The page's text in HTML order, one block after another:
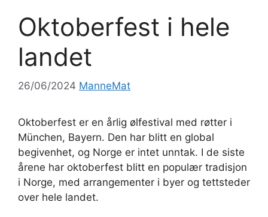
Oktoberfest i hele
landet
26/06/2024 ManneMat
Oktoberfest er en årlig ølfestival med røtter i
München, Bayern. Den har blitt en global
begivenhet, og Norge er intet unntak. I de siste
årene har oktoberfest blitt en populær tradisjon
i Norge, med arrangementer i byer og tettsteder
over hele landet.